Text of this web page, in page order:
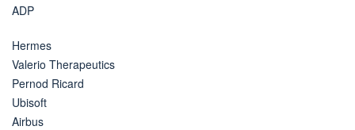
ADP
Hermes
Valerio Therapeutics
Pernod Ricard
Ubisoft
Airbus